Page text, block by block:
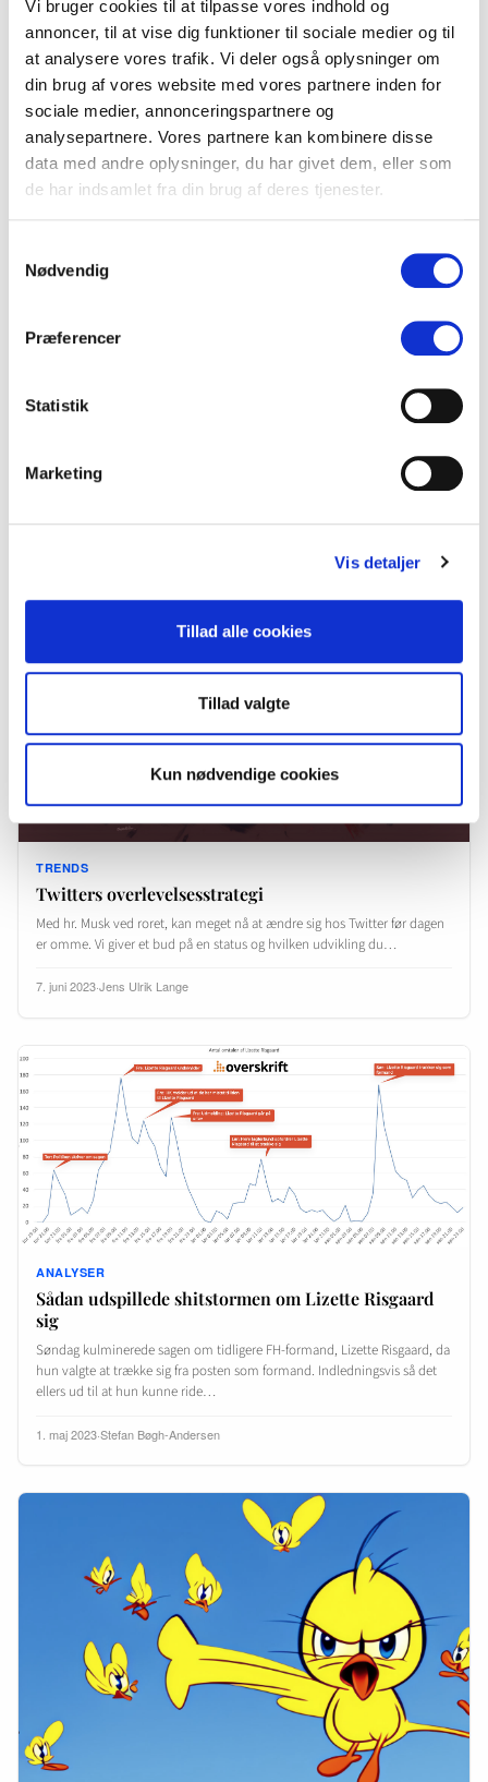
Vi bruger cookies til at tilpasse vores indhold og
annoncer, til at vise dig funktioner til sociale medier og til
at analysere vores trafik. Vi deler også oplysninger om
din brug af vores website med vores partnere inden for
sociale medier, annonceringspartnere og
analysepartnere. Vores partnere kan kombinere disse
data med andre oplysninger, du har givet dem, eller som
de har indsamlet fra din brug af deres tjenester.
Nødvendig
Præferencer
Statistik
Marketing
Vis detaljer
Tillad alle cookies
Tillad valgte
Kun nødvendige cookies
Relaterede indlæg
Lokal medieovervågning: Essentielt for globale
virksomheder
supplere med lokale mediemonitoreringstjenester, uanset at man har
købt sig ind i et større globalt medieværktøj. Det…
31. maj 2024·Jens Ulrik Lange
TRENDS
Twitters overlevelsesstrategi
Med hr. Musk ved roret, kan meget nå at ændre sig hos Twitter før dagen
er omme. Vi giver et bud på en status og hvilken udvikling du…
7. juni 2023·Jens Ulrik Lange
ANALYSER
Sådan udspillede shitstormen om Lizette Risgaard
sig
Søndag kulminerede sagen om tidligere FH-formand, Lizette Risgaard, da
hun valgte at trække sig fra posten som formand. Indledningsvis så det
ellers ud til at hun kunne ride…
1. maj 2023·Stefan Bøgh-Andersen